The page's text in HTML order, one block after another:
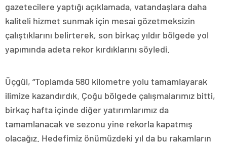
gazetecilere yaptığı açıklamada, vatandaşlara daha
kaliteli hizmet sunmak için mesai gözetmeksizin
çalıştıklarını belirterek, son birkaç yıldır bölgede yol
yapımında adeta rekor kırdıklarını söyledi.
Üçgül, “Toplamda 580 kilometre yolu tamamlayarak
ilimize kazandırdık. Çoğu bölgede çalışmalarımız bitti,
birkaç hafta içinde diğer yatırımlarımız da
tamamlanacak ve sezonu yine rekorla kapatmış
olacağız. Hedefimiz önümüzdeki yıl da bu rakamların